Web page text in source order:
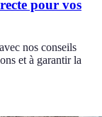
pour vos
nos conseils
et à garantir la